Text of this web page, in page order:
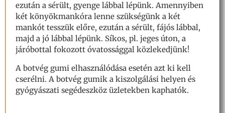
ezután a sérült, gyenge lábbal lépünk. Amennyiben
két könyökmankóra lenne szükségünk a két
mankót tesszük előre, ezután a sérült, fájós lábbal,
majd a jó lábbal lépünk. Síkos, pl. jeges úton, a
járóbottal fokozott óvatossággal közlekedjünk!
A botvég gumi elhasználódása esetén azt ki kell
cserélni. A botvég gumik a kiszolgálási helyen és
gyógyászati segédeszköz üzletekben kaphatók.